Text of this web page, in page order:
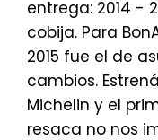
entrega: 2014 -
cobija. Para
2015 fue el de
cambios.
Michelin y el
resaca no nos